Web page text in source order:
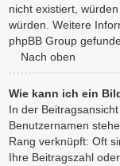
nicht existiert,
würden. Weitere
phpBB Group
Nach oben
Wie kann ich ein
In der
Benutzernamen
Rang verknüpft: Oft
Ihre Beitragszahl